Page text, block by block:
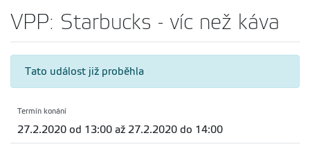
VPP: Starbucks - víc než káva
Tato událost již proběhla
Termín konání
27.2.2020 od 13:00 až 27.2.2020 do 14:00